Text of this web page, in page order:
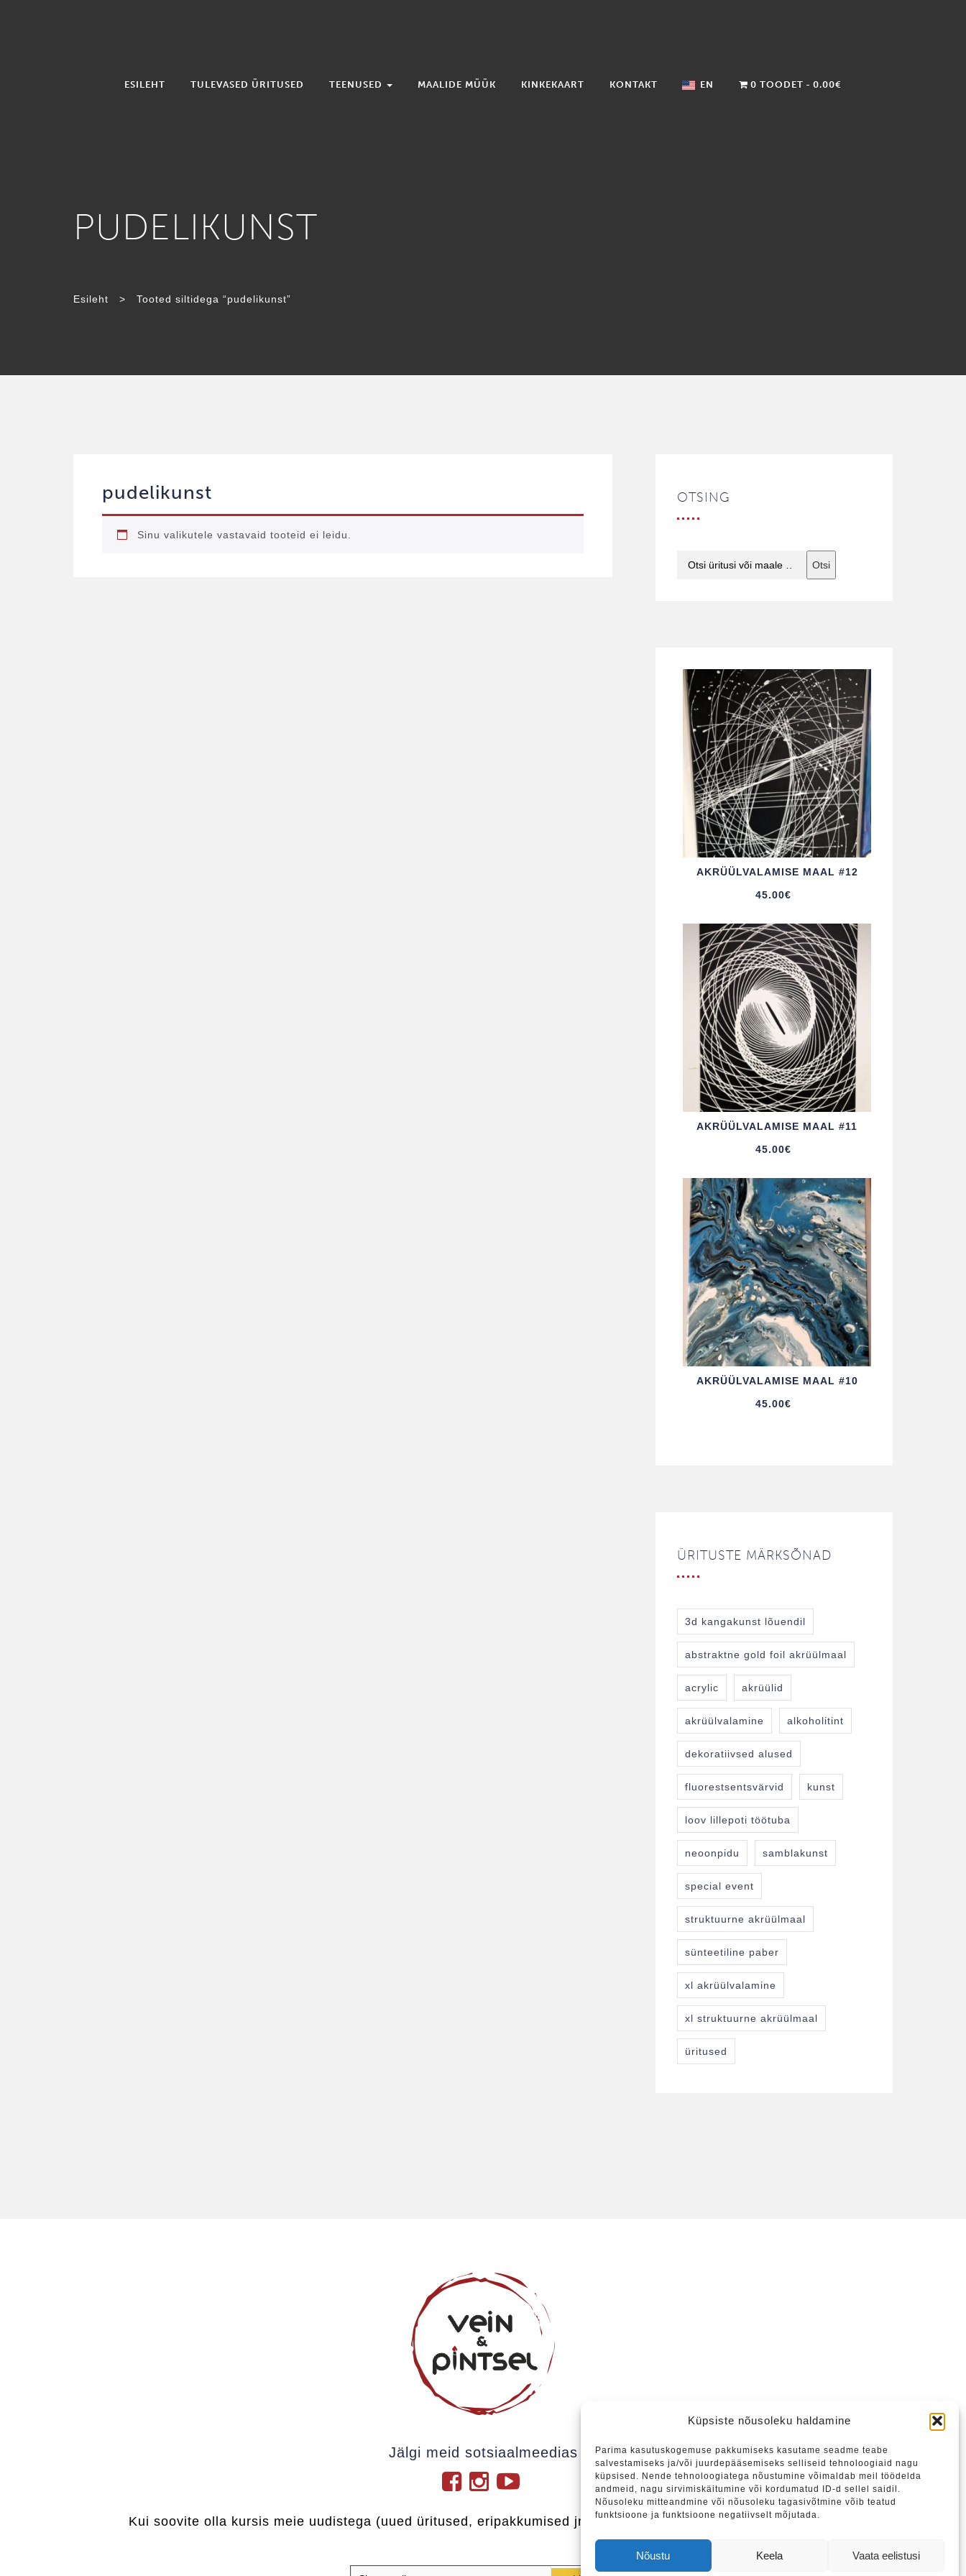
Küpsiste nõusoleku haldamine
Parima kasutuskogemuse pakkumiseks kasutame seadme teabe
salvestamiseks ja/või juurdepääsemiseks selliseid tehnoloogiaid nagu
küpsised. Nende tehnoloogiatega nõustumine võimaldab meil töödelda
andmeid, nagu sirvimiskäitumine või kordumatud ID-d sellel saidil.
Nõusoleku mitteandmine või nõusoleku tagasivõtmine võib teatud
funktsioone ja funktsioone negatiivselt mõjutada.
Nõustu Keela Vaata eelistusi
ESILEHT TULEVASED ÜRITUSED TEENUSED MAALIDE MÜÜK KINKEKAART KONTAKT EN 0 TOODET 0.00€
PUDELIKUNST
Esileht > Tooted siltidega “pudelikunst”
pudelikunst
Sinu valikutele vastavaid tooteid ei leidu.
OTSING
Otsi
AKRÜÜL­VALAMISE MAAL #12
45.00€
AKRÜÜL­VALAMISE MAAL #11
45.00€
AKRÜÜL­VALAMISE MAAL #10
45.00€
ÜRITUSTE MÄRKSÕNAD
3d kangakunst lõuendil
abstraktne gold foil akrüülmaal
acrylic akrüülid
akrüülvalamine alkoholitint
dekoratiivsed alused
fluorestsentsvärvid kunst
loov lillepoti töötuba
neoonpidu samblakunst
special event
struktuurne akrüülmaal
sünteetiline paber
xl akrüülvalamine
xl struktuurne akrüülmaal
üritused
Jälgi meid sotsiaalmeedias
Kui soovite olla kursis meie uudistega (uued üritused, eripakkumised jne), soovitame liituda meie uudiskirjaga.